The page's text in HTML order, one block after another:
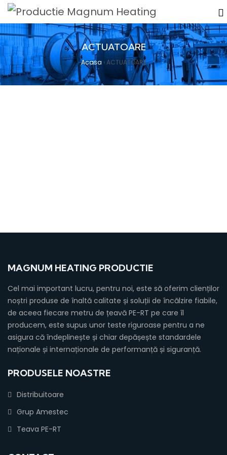
ACTUATOARE
Acasa ›ACTUATOARE
MAGNUM HEATING PRODUCTIE
Cel mai important lucru, pentru noi, este să oferim clienților
noștri produse de înaltă calitate și soluții de încălzire fiabile,
de aceea fiecare metru de țeavă PE-RT pe care îl
producem, este supus unor teste riguroase pentru a ne
asigura că îndeplinește și chiar depășește standardele
naționale și internaționale de performanță și siguranță.
PRODUSELE NOASTRE
Distribuitoare
Grup Amestec
Teava PE-RT